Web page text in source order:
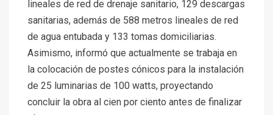
lineales de red de drenaje sanitario, 129 descargas
sanitarias, además de 588 metros lineales de red
de agua entubada y 133 tomas domiciliarias.
Asimismo, informó que actualmente se trabaja en
la colocación de postes cónicos para la instalación
de 25 luminarias de 100 watts, proyectando
concluir la obra al cien por ciento antes de finalizar